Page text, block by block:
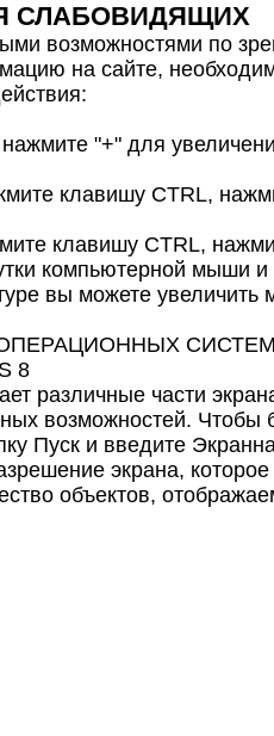
СЛАБОВИДЯЩИХ
возможностями по
на сайте,
"+" для
клавишу CTRL,
клавишу CTRL,
компьютерной мыши
вы можете увеличить
8
различные части
возможностей. Чтобы
Пуск и введите
экрана,
объектов,